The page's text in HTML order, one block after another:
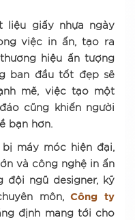
liệu giấy nhựa ngày
việc in ấn, tạo ra
hiệu ấn tượng
ban đầu tốt đẹp sẽ
mẽ, việc tạo một
cũng khiến người
bạn hơn.
máy móc hiện đại,
và công nghệ in ấn
đội ngũ designer, kỹ
môn,Công ty
định mang tới cho